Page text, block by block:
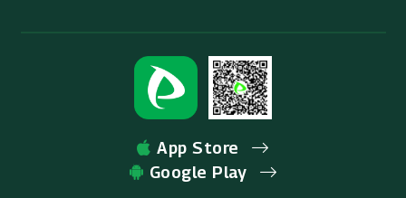
App Store
Google Play